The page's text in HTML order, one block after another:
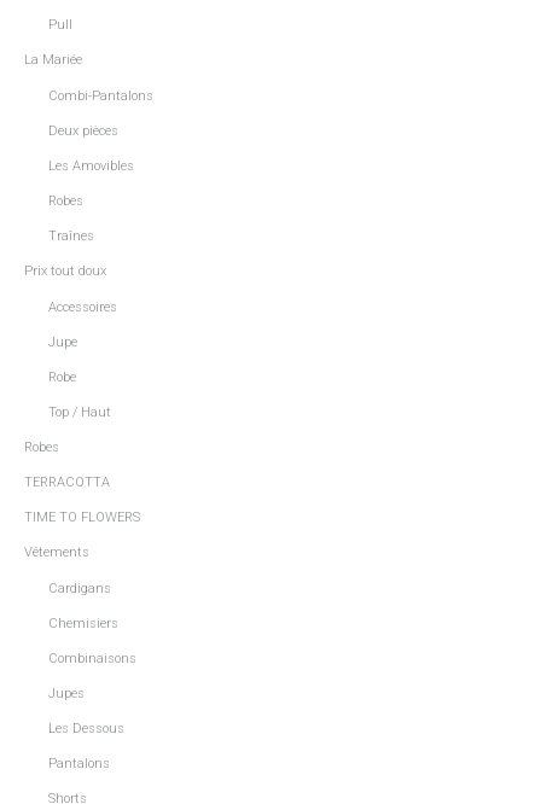
Pull
La Mariée
Combi-Pantalons
Deux pièces
Les Amovibles
Robes
Traînes
Prix tout doux
Accessoires
Jupe
Robe
Top / Haut
Robes
TERRACOTTA
TIME TO FLOWERS
Vêtements
Cardigans
Chemisiers
Combinaisons
Jupes
Les Dessous
Pantalons
Shorts